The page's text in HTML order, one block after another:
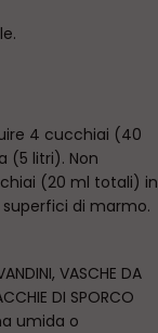
4 cucchiai (40
(5 litri). Non
(20 ml totali) in
di marmo.
VASCHE DA
DI SPORCO
umida o